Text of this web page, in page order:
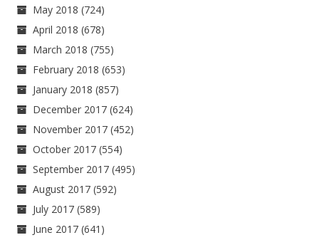
May 2018 (724)
April 2018 (678)
March 2018 (755)
February 2018 (653)
January 2018 (857)
December 2017 (624)
November 2017 (452)
October 2017 (554)
September 2017 (495)
August 2017 (592)
July 2017 (589)
June 2017 (641)